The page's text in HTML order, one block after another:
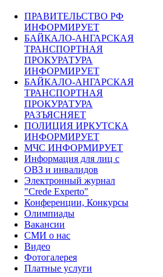
ПРАВИТЕЛЬСТВО РФ
ИНФОРМИРУЕТ
БАЙКАЛО-АНГАРСКАЯ
ТРАНСПОРТНАЯ
ПРОКУРАТУРА
ИНФОРМИРУЕТ
БАЙКАЛО-АНГАРСКАЯ
ТРАНСПОРТНАЯ
ПРОКУРАТУРА
РАЗЪЯСНЯЕТ
ПОЛИЦИЯ ИРКУТСКА
ИНФОРМИРУЕТ
МЧС ИНФОРМИРУЕТ
Информация для лиц с
ОВЗ и инвалидов
Электронный журнал
"Crede Experto"
Конференции, Конкурсы
Олимпиады
Вакансии
СМИ о нас
Видео
Фотогалерея
Платные услуги